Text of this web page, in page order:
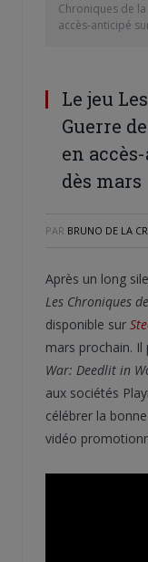
Chroniques de
accès-anticipé
Le jeu
Guerre
en
dès mars
PAR BRUNO DE LA
Après un long
Les Chroniques
disponible sur
mars prochain.
War: Deedlit in
aux sociétés
célébrer la
vidéo